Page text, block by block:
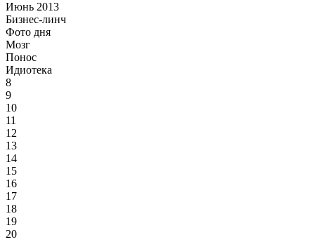
Июнь 2013
Бизнес-линч
Фото дня
Мозг
Понос
Идиотека
8
9
10
11
12
13
14
15
16
17
18
19
20